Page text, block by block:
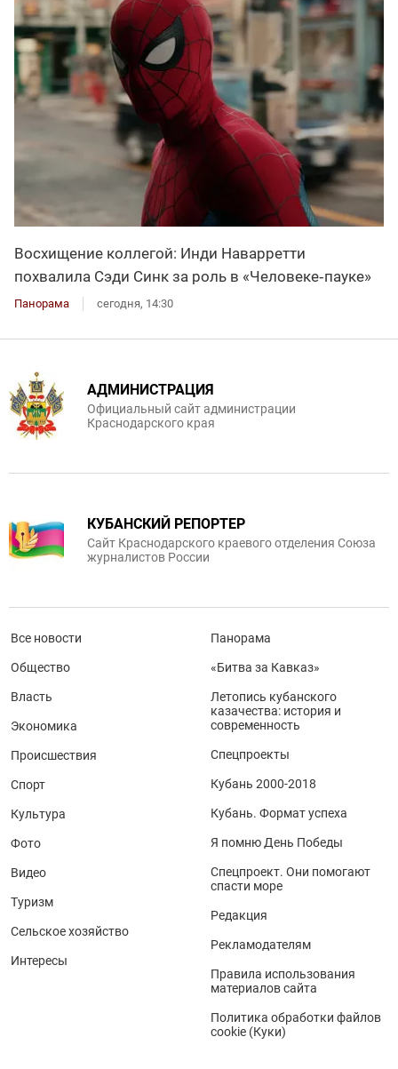
Восхищение коллегой: Инди Наварретти
похвалила Сэди Синк за роль в «Человеке‑пауке»
Панорама сегодня, 14:30
АДМИНИСТРАЦИЯ
Официальный сайт администрации
Краснодарского края
КУБАНСКИЙ РЕПОРТЕР
Сайт Краснодарского краевого отделения Союза
журналистов России
Все новости
Общество
Власть
Экономика
Происшествия
Спорт
Культура
Фото
Видео
Туризм
Сельское хозяйство
Интересы
Панорама
«Битва за Кавказ»
Летопись кубанского
казачества: история и
современность
Спецпроекты
Кубань 2000-2018
Кубань. Формат успеха
Я помню День Победы
Спецпроект. Они помогают
спасти море
Редакция
Рекламодателям
Правила использования
материалов сайта
Политика обработки файлов
cookie (Куки)